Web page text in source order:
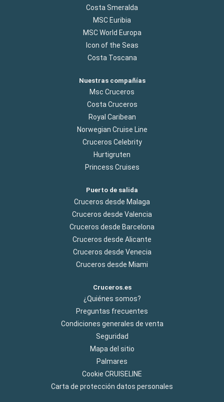
Costa Smeralda
MSC Euribia
MSC World Europa
Icon of the Seas
Costa Toscana
Nuestras compañías
Msc Cruceros
Costa Cruceros
Royal Caribean
Norwegian Cruise Line
Cruceros Celebrity
Hurtigruten
Princess Cruises
Puerto de salida
Cruceros desde Malaga
Cruceros desde Valencia
Cruceros desde Barcelona
Cruceros desde Alicante
Cruceros desde Venecia
Cruceros desde Miami
Cruceros.es
¿Quiénes somos?
Preguntas frecuentes
Condiciones generales de venta
Seguridad
Mapa del sitio
Palmares
Cookie CRUISELINE
Carta de protección datos personales